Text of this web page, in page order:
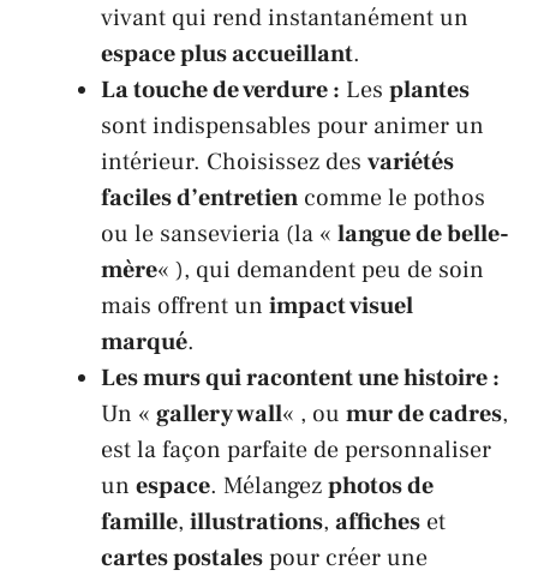
vivant qui rend instantanément un
espace plus accueillant.
La touche de verdure : Les plantes
sont indispensables pour animer un
intérieur. Choisissez des variétés
faciles d’entretien comme lepothos
ou le sansevieria (la « langue de belle-
mère« ), qui demandent peu de soin
mais offrent un impact visuel
marqué.
Les murs qui racontent une histoire :
Un « gallery wall« , ou mur de cadres,
est la façon parfaite de personnaliser
un espace. Mélangezphotos de
famille, illustrations, affiches et
cartes postalespour créer une